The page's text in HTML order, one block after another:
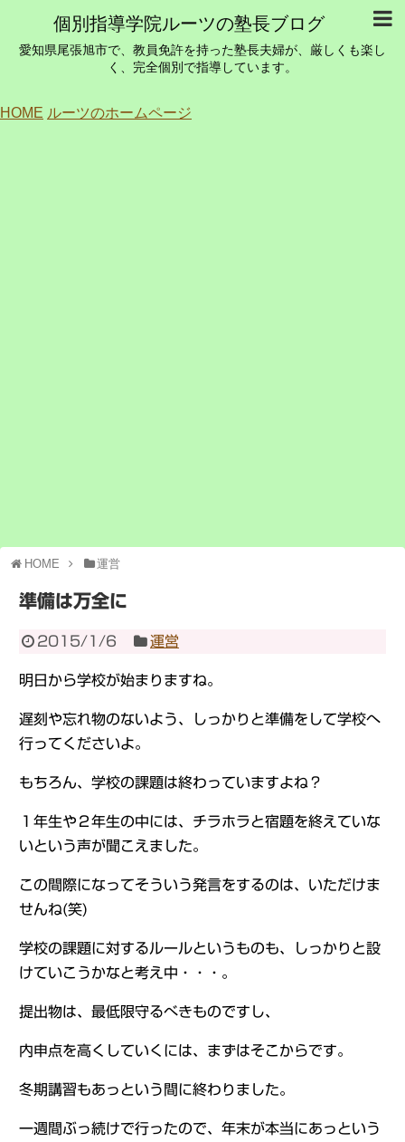
個別指導学院ルーツの塾長ブログ
愛知県尾張旭市で、教員免許を持った塾長夫婦が、厳しくも楽し
く、完全個別で指導しています。
HOME ルーツのホームページ
HOME 運営
準備は万全に
2015/1/6 運営
明日から学校が始まりますね。
遅刻や忘れ物のないよう、しっかりと準備をして学校へ
行ってくださいよ。
もちろん、学校の課題は終わっていますよね？
１年生や２年生の中には、チラホラと宿題を終えていな
いという声が聞こえました。
この間際になってそういう発言をするのは、いただけま
せんね(笑)
学校の課題に対するルールというものも、しっかりと設
けていこうかなと考え中・・・。
提出物は、最低限守るべきものですし、
内申点を高くしていくには、まずはそこからです。
冬期講習もあっという間に終わりました。
一週間ぶっ続けで行ったので、年末が本当にあっという